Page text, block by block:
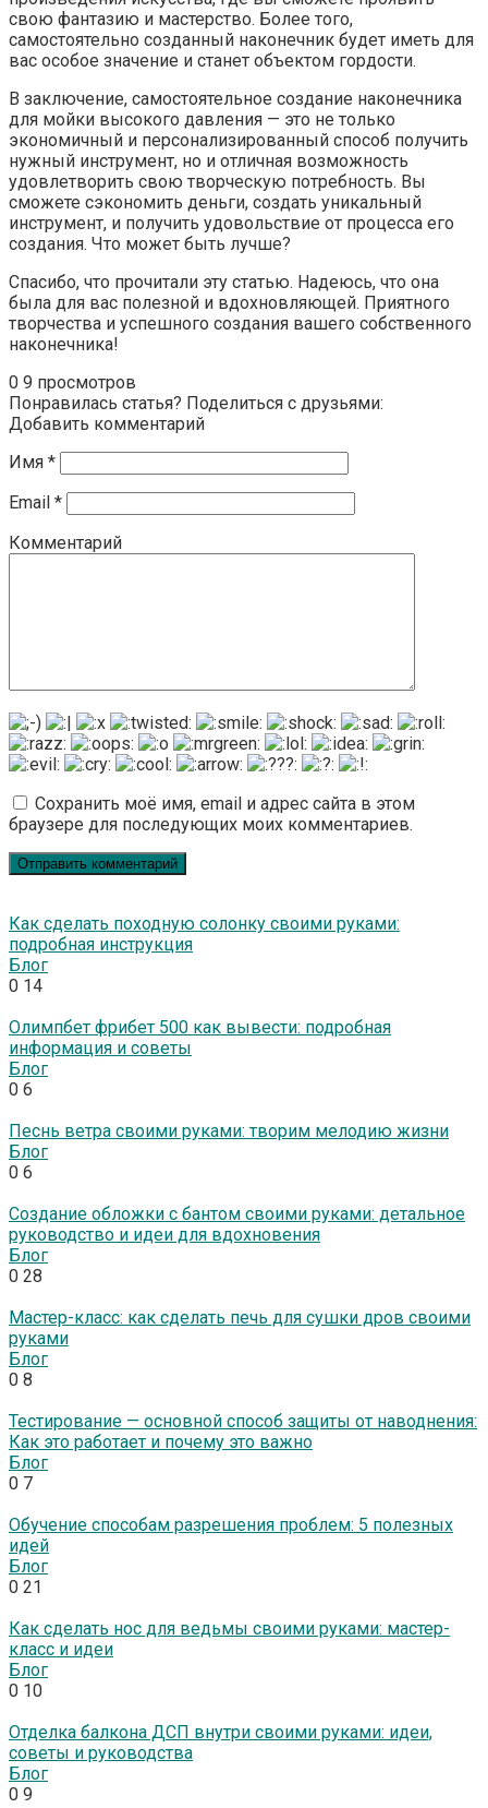
свою фантазию и мастерство. Более того,
самостоятельно созданный наконечник будет иметь для
вас особое значение и станет объектом гордости.
В заключение, самостоятельное создание наконечника
для мойки высокого давления — это не только
экономичный и персонализированный способ получить
нужный инструмент, но и отличная возможность
удовлетворить свою творческую потребность. Вы
сможете сэкономить деньги, создать уникальный
инструмент, и получить удовольствие от процесса его
создания. Что может быть лучше?
Спасибо, что прочитали эту статью. Надеюсь, что она
была для вас полезной и вдохновляющей. Приятного
творчества и успешного создания вашего собственного
наконечника!
0 9 просмотров
Понравилась статья? Поделиться с друзьями:
Добавить комментарий
Имя *
Email *
Комментарий
Сохранить моё имя, email и адрес сайта в этом
браузере для последующих моих комментариев.
Как сделать походную солонку своими руками:
подробная инструкция
Блог
0 14
Олимпбет фрибет 500 как вывести: подробная
информация и советы
Блог
0 6
Песнь ветра своими руками: творим мелодию жизни
Блог
0 6
Создание обложки с бантом своими руками: детальное
руководство и идеи для вдохновения
Блог
0 28
Мастер-класс: как сделать печь для сушки дров своими
руками
Блог
0 8
Тестирование — основной способ защиты от наводнения:
Как это работает и почему это важно
Блог
0 7
Обучение способам разрешения проблем: 5 полезных
идей
Блог
0 21
Как сделать нос для ведьмы своими руками: мастер-
класс и идеи
Блог
0 10
Отделка балкона ДСП внутри своими руками: идеи,
советы и руководства
Блог
0 9